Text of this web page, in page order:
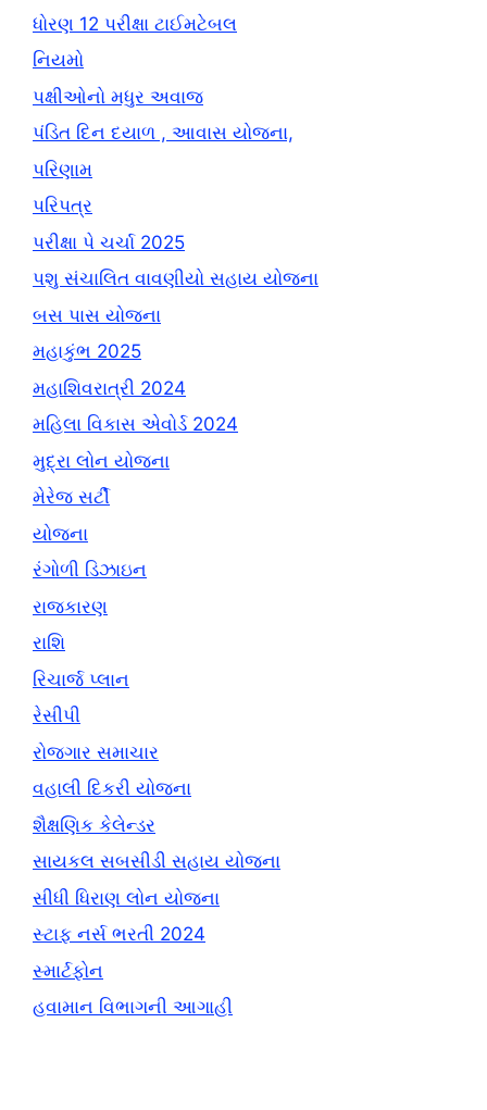
ધોરણ 12 પરીક્ષા ટાઈમટેબલ
નિયમો
પક્ષીઓનો મધુર અવાજ
પંડિત દિન દયાળ , આવાસ યોજના,
પરિણામ
પરિપત્ર
પરીક્ષા પે ચર્ચા 2025
પશુ સંચાલિત વાવણીયો સહાય યોજના
બસ પાસ યોજના
મહાકુંભ 2025
મહાશિવરાત્રી 2024
મહિલા વિકાસ એવોર્ડ 2024
મુદ્રા લોન યોજના
મેરેજ સર્ટી
યોજના
રંગોળી ડિઝાઇન
રાજકારણ
રાશિ
રિચાર્જ પ્લાન
રેસીપી
રોજગાર સમાચાર
વહાલી દિકરી યોજના
શૈક્ષણિક કેલેન્ડર
સાયકલ સબસીડી સહાય યોજના
સીધી ધિરાણ લોન યોજના
સ્ટાફ નર્સ ભરતી 2024
સ્માર્ટફોન
હવામાન વિભાગની આગાહી